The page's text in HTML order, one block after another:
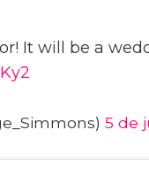
It will be a
5 de